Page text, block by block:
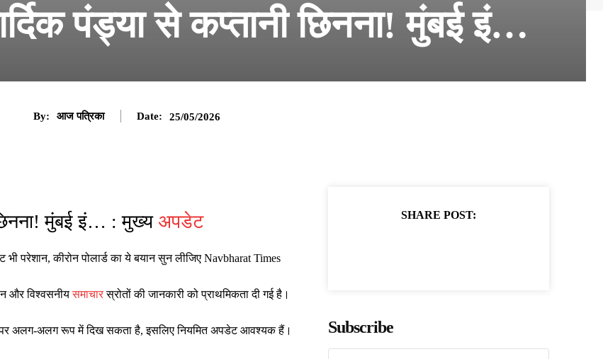
पंड्या से कप्तानी छिनना! मुंबई इं…
By: आज पत्रिका Date: 25/05/2026
मुंबई इं… : मुख्य अपडेट
परेशान, कीरोन पोलार्ड का ये बयान सुन लीजिए Navbharat Times
और विश्वसनीयसमाचारस्रोतों की जानकारी को प्राथमिकता दी गई है।
पर अलग-अलग रूप में दिख सकता है, इसलिए नियमित अपडेट आवश्यक हैं।
SHARE POST:
Subscribe